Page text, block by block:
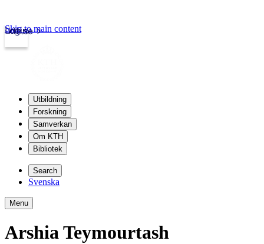
kth.se
Login
Skip to main content
Utbildning
Forskning
Samverkan
Om KTH
Bibliotek
Search
Svenska
Menu
Arshia Teymourtash